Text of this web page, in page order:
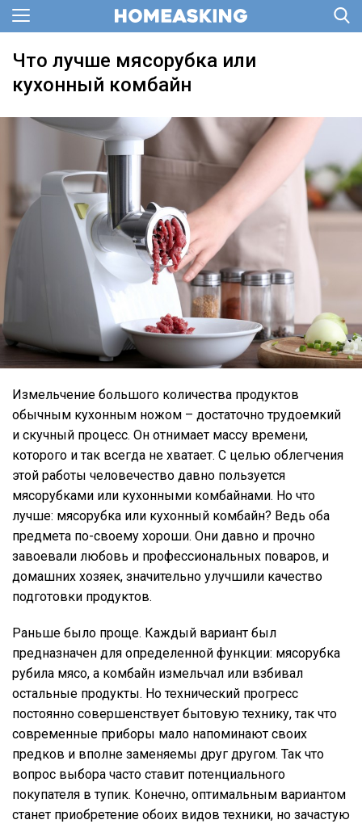
Что лучше мясорубка или
кухонный комбайн
Измельчение большого количества продуктов
обычным кухонным ножом – достаточно трудоемкий
и скучный процесс. Он отнимает массу времени,
которого и так всегда не хватает. С целью облегчения
этой работы человечество давно пользуется
мясорубками или кухонными комбайнами. Но что
лучше: мясорубка или кухонный комбайн? Ведь оба
предмета по-своему хороши. Они давно и прочно
завоевали любовь и профессиональных поваров, и
домашних хозяек, значительно улучшили качество
подготовки продуктов.
Раньше было проще. Каждый вариант был
предназначен для определенной функции: мясорубка
рубила мясо, а комбайн измельчал или взбивал
остальные продукты. Но технический прогресс
постоянно совершенствует бытовую технику, так что
современные приборы мало напоминают своих
предков и вполне заменяемы друг другом. Так что
вопрос выбора часто ставит потенциального
покупателя в тупик. Конечно, оптимальным вариантом
станет приобретение обоих видов техники, но зачастую